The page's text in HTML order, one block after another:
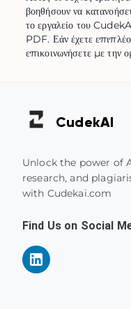
βοηθήσουν να
το εργαλείο του
PDF. Εάν έχετε
επικοινωνήσετε με την
CudekAI
Unlock the power of
research, and
with Cudekai.com
Find Us on Social